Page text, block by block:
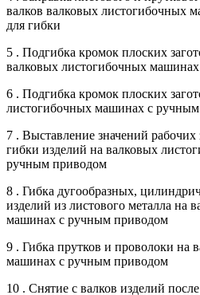
валков валковых листогибочных
для гибки
5 . Подгибка кромок плоских
валковых листогибочных
6 . Подгибка кромок плоских
листогибочных машинах с
7 . Выставление значений
гибки изделий на валковых
ручным приводом
8 . Гибка дугообразных,
изделий из листового металла на
машинах с ручным приводом
9 . Гибка прутков и проволоки на
машинах с ручным приводом
10 . Снятие с валков изделий